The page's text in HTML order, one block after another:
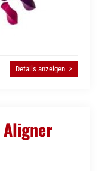
Details anzeigen